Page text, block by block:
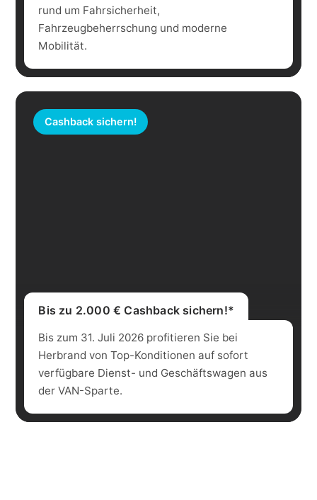
rund um Fahrsicherheit,
Fahrzeugbeherrschung und moderne
Mobilität.
Cashback sichern!
Bis zu 2.000 € Cashback sichern!*
Bis zum 31. Juli 2026 profitieren Sie bei
Herbrand von Top-Konditionen auf sofort
verfügbare Dienst- und Geschäftswagen aus
der VAN-Sparte.